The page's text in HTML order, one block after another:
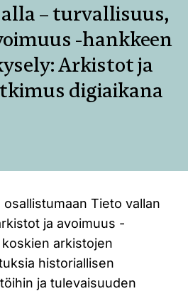
– turvallisuus,
-hankkeen
Arkistot ja
digiaikana
Tieto vallan
ja avoimuus -
arkistojen
historiallisen
ja tulevaisuuden